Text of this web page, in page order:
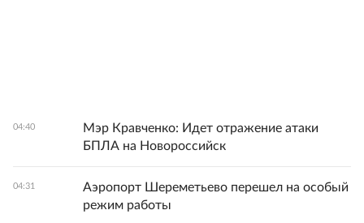
04:40
Мэр Кравченко: Идет отражение атаки
БПЛА на Новороссийск
04:31
Аэропорт Шереметьево перешел на особый
режим работы